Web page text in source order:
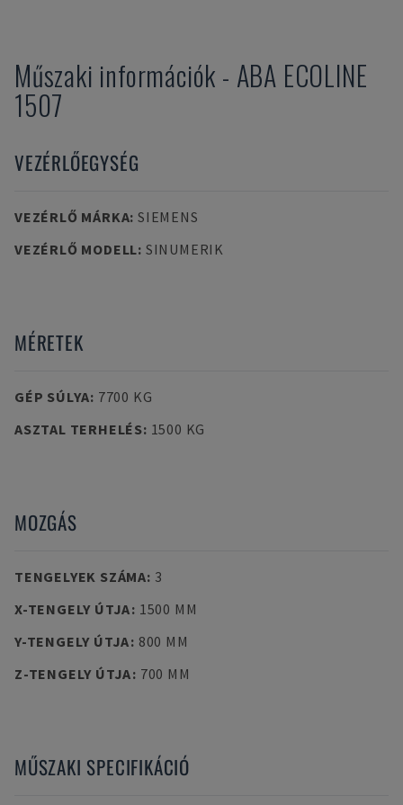
Műszaki információk - ABA ECOLINE
1507
VEZÉRLŐEGYSÉG
VEZÉRLŐ MÁRKA: SIEMENS
VEZÉRLŐ MODELL: SINUMERIK
MÉRETEK
GÉP SÚLYA: 7700 KG
ASZTAL TERHELÉS: 1500 KG
MOZGÁS
TENGELYEK SZÁMA: 3
X-TENGELY ÚTJA: 1500 MM
Y-TENGELY ÚTJA: 800 MM
Z-TENGELY ÚTJA: 700 MM
MŰSZAKI SPECIFIKÁCIÓ